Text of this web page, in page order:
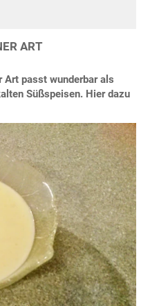
ART
Art passt wunderbar als
Süßspeisen. Hier dazu